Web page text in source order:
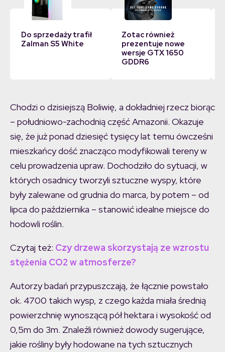
Do sprzedaży trafił
Zalman S5 White
Zotac również
prezentuje nowe
wersje GTX 1650
GDDR6
Chodzi o dzisiejszą Boliwię, a dokładniej rzecz biorąc
– południowo-zachodnią część Amazonii. Okazuje
się, że już ponad dziesięć tysięcy lat temu ówcześni
mieszkańcy dość znacząco modyfikowali tereny w
celu prowadzenia upraw. Dochodziło do sytuacji, w
których osadnicy tworzyli sztuczne wyspy, które
były zalewane od grudnia do marca, by potem – od
lipca do października – stanowić idealne miejsce do
hodowli roślin.
Czytaj też: Czy drzewa skorzystają ze wzrostu
stężenia CO2 w atmosferze?
Autorzy badań przypuszczają, że łącznie powstało
ok. 4700 takich wysp, z czego każda miała średnią
powierzchnię wynoszącą pół hektara i wysokość od
0,5m do 3m. Znaleźli również dowody sugerujące,
jakie rośliny były hodowane na tych sztucznych